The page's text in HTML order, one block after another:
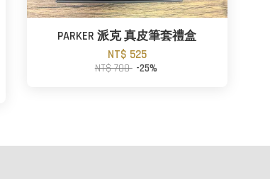
PARKER 派克 真皮筆套禮盒
NT$ 525
NT$ 700 -25%